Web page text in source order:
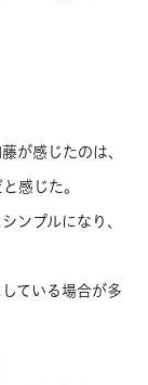
が感じたのは、
感じた。
ンプルになり、
ている場合が多